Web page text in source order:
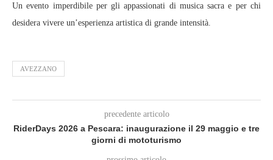
Un evento imperdibile per gli appassionati di musica sacra e per chi
desidera vivere un’esperienza artistica di grande intensità.
AVEZZANO
precedente articolo
RiderDays 2026 a Pescara: inaugurazione il 29 maggio e tre
giorni di mototurismo